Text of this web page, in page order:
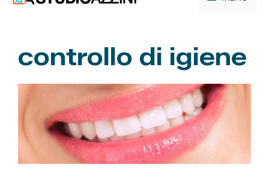
contenuto
controllo di igiene